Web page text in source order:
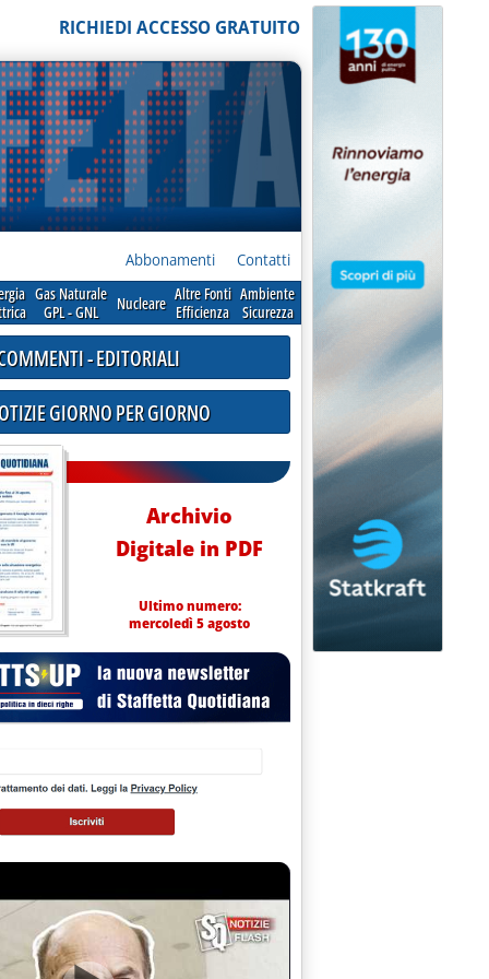
RICHIEDI ACCESSO GRATUITO
Abbonamenti Contatti
Gas Naturale
GPL - GNL
Nucleare Altre Fonti
Efficienza
Ambiente
Sicurezza
- EDITORIALI
GIORNO PER GIORNO
Archivio
Digitale in PDF
Ultimo numero:
mercoledì 5 agosto